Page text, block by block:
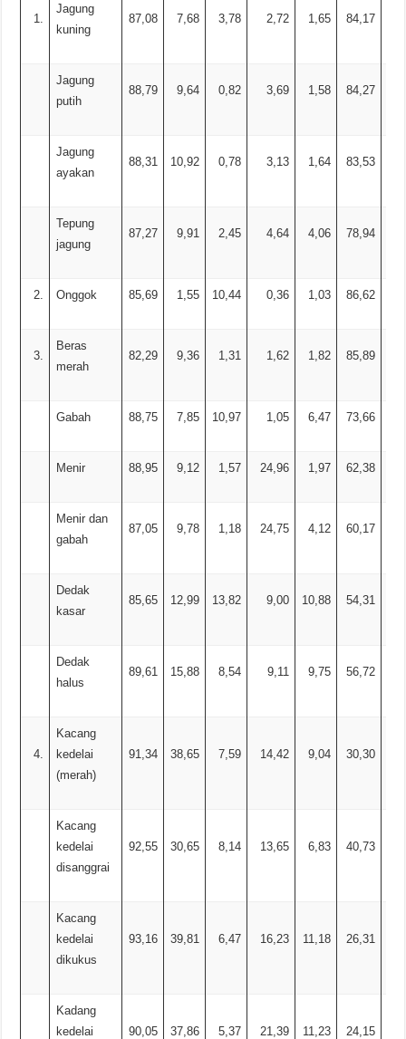
1.
Jagung
kuning
87,08 7,68 3,78 2,72 1,65 84,17
Jagung
putih
88,79 9,64 0,82 3,69 1,58 84,27
Jagung
ayakan
88,31 10,92 0,78 3,13 1,64 83,53
Tepung
jagung
87,27 9,91 2,45 4,64 4,06 78,94
2. Onggok 85,69 1,55 10,44 0,36 1,03 86,62
3.
Beras
merah
82,29 9,36 1,31 1,62 1,82 85,89
Gabah 88,75 7,85 10,97 1,05 6,47 73,66
Menir 88,95 9,12 1,57 24,96 1,97 62,38
Menir dan
gabah
87,05 9,78 1,18 24,75 4,12 60,17
Dedak
kasar
85,65 12,99 13,82 9,00 10,88 54,31
Dedak
halus
89,61 15,88 8,54 9,11 9,75 56,72
4.
Kacang
kedelai
(merah)
91,34 38,65 7,59 14,42 9,04 30,30
Kacang
kedelai
disanggrai
92,55 30,65 8,14 13,65 6,83 40,73
Kacang
kedelai
dikukus
93,16 39,81 6,47 16,23 11,18 26,31
Kadang
kedelai
90,05 37,86 5,37 21,39 11,23 24,15